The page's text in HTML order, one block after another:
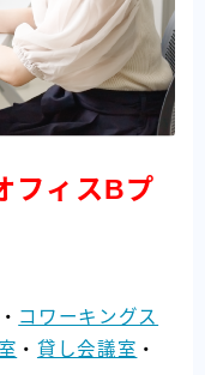
フィスBプ
・ コワーキングス
・ 貸し会議室 ・